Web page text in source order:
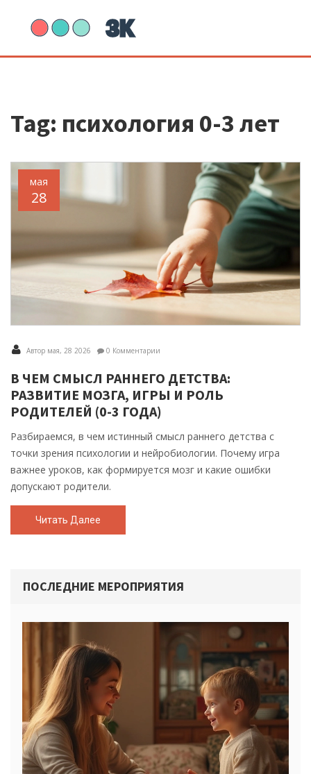
Tag: психология 0-3 лет
мая
28
Автор мая, 28 2026 0 Комментарии
В ЧЕМ СМЫСЛ РАННЕГО ДЕТСТВА:
РАЗВИТИЕ МОЗГА, ИГРЫ И РОЛЬ
РОДИТЕЛЕЙ (0-3 ГОДА)
Разбираемся, в чем истинный смысл раннего детства с
точки зрения психологии и нейробиологии. Почему игра
важнее уроков, как формируется мозг и какие ошибки
допускают родители.
Читать Далее
ПОСЛЕДНИЕ МЕРОПРИЯТИЯ